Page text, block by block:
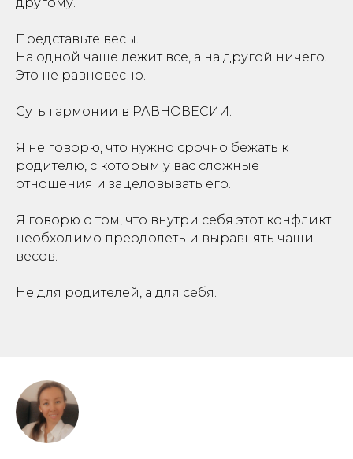
Представьте весы.
На одной чаше лежит все, а на другой ничего.
Это не равновесно.
Суть гармонии в РАВНОВЕСИИ.
Я не говорю, что нужно срочно бежать к
родителю, с которым у вас сложные
отношения и зацеловывать его.
Я говорю о том, что внутри себя этот конфликт
необходимо преодолеть и выравнять чаши
весов.
Не для родителей, а для себя.